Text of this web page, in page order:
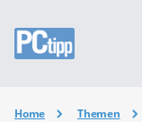
Home Themen